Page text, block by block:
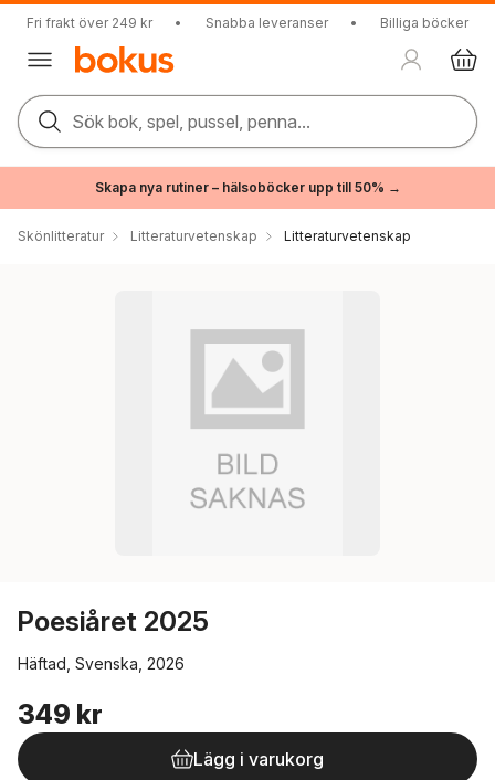
Fri frakt över 249 kr • Snabba leveranser • Billiga böcker
Sök bok, spel, pussel, penna...
Skapa nya rutiner – hälsoböcker upp till 50% →
Skönlitteratur Litteraturvetenskap Litteraturvetenskap
Poesiåret 2025
Häftad, Svenska, 2026
349 kr
Lägg i varukorg